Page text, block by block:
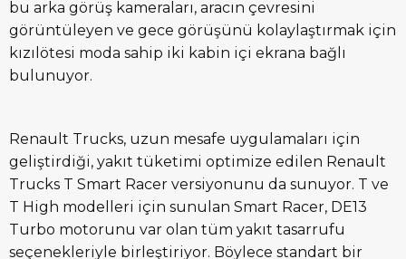
bu arka görüş kameraları, aracın çevresini
görüntüleyen ve gece görüşünü kolaylaştırmak için
kızılötesi moda sahip iki kabin içi ekrana bağlı
bulunuyor.
Renault Trucks, uzun mesafe uygulamaları için
geliştirdiği, yakıt tüketimi optimize edilen Renault
Trucks T Smart Racer versiyonunu da sunuyor. T ve
T High modelleri için sunulan Smart Racer, DE13
Turbo motorunu var olan tüm yakıt tasarrufu
seçenekleriyle birleştiriyor. Böylece standart bir